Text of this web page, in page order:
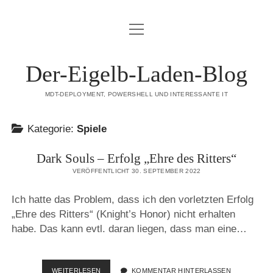
DATENSCHUTZERKLÄRUNG
Menü
öffnen
Der-Eigelb-Laden-Blog
MDT-DEPLOYMENT, POWERSHELL UND INTERESSANTE IT
Kategorie: Spiele
Dark Souls – Erfolg „Ehre des Ritters“
VERÖFFENTLICHT 30. SEPTEMBER 2022
Ich hatte das Problem, dass ich den vorletzten Erfolg
„Ehre des Ritters“ (Knight’s Honor) nicht erhalten
habe. Das kann evtl. daran liegen, dass man eine…
WEITERLESEN KOMMENTAR HINTERLASSEN